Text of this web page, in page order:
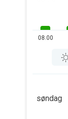
08.00
søndag